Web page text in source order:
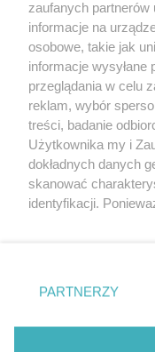
[GALERIA, FILM]
POGODA
17℃
Zobacz prognozę na 3
Copyright ©
Nota
zaufanych
informacje na
osobowe, takie jak
informacje
przeglądania w celu
reklam, wybór
treści, badanie
Użytkownika my i
dokładnych danych
skanować
identyfikacji.
prywatności
. Niektóre rodzaje
takiemu
PARTNERZY